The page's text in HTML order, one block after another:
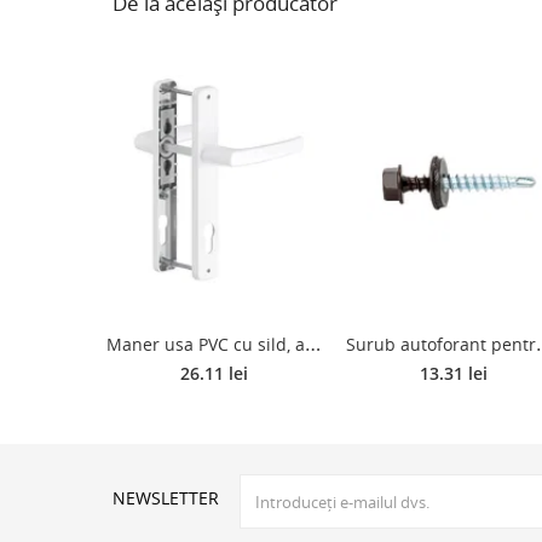
M
aner usa PVC cu sild, aluminiu, alb RAL 9016, 85 mm
26.11 lei
urub autoforant
13.31 lei
NEWSLETTER